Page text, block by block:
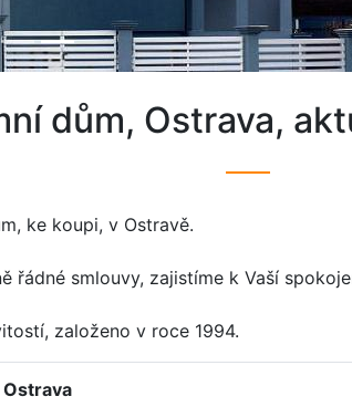
dům, Ostrava,
ke koupi, v Ostravě.
řádné smlouvy, zajistíme k Vaší
založeno v roce 1994.
Ostrava